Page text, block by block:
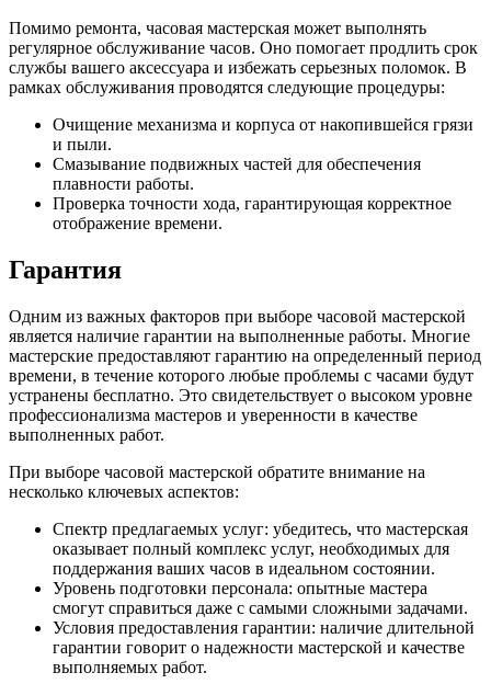
Помимо ремонта, часовая мастерская может выполнять
регулярное обслуживание часов. Оно помогает продлить срок
службы вашего аксессуара и избежать серьезных поломок. В
рамках обслуживания проводятся следующие процедуры:
Очищение механизма и корпуса от накопившейся грязи
и пыли.
Смазывание подвижных частей для обеспечения
плавности работы.
Проверка точности хода, гарантирующая корректное
отображение времени.
Гарантия
Одним из важных факторов при выборе часовой мастерской
является наличие гарантии на выполненные работы. Многие
мастерские предоставляют гарантию на определенный период
времени, в течение которого любые проблемы с часами будут
устранены бесплатно. Это свидетельствует о высоком уровне
профессионализма мастеров и уверенности в качестве
выполненных работ.
При выборе часовой мастерской обратите внимание на
несколько ключевых аспектов:
Спектр предлагаемых услуг: убедитесь, что мастерская
оказывает полный комплекс услуг, необходимых для
поддержания ваших часов в идеальном состоянии.
Уровень подготовки персонала: опытные мастера
смогут справиться даже с самыми сложными задачами.
Условия предоставления гарантии: наличие длительной
гарантии говорит о надежности мастерской и качестве
выполняемых работ.